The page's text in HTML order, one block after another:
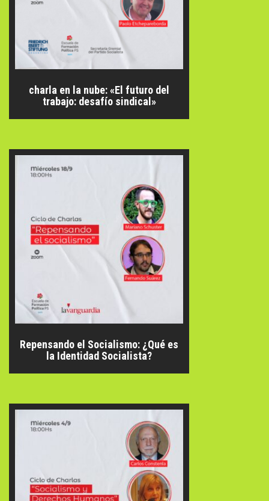
charla en la nube: «El futuro del
trabajo: desafío sindical»
Repensando el Socialismo: ¿Qué es
la Identidad Socialista?